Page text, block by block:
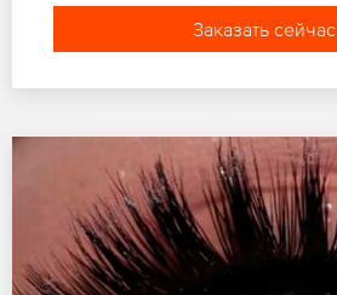
Заказать сейчас